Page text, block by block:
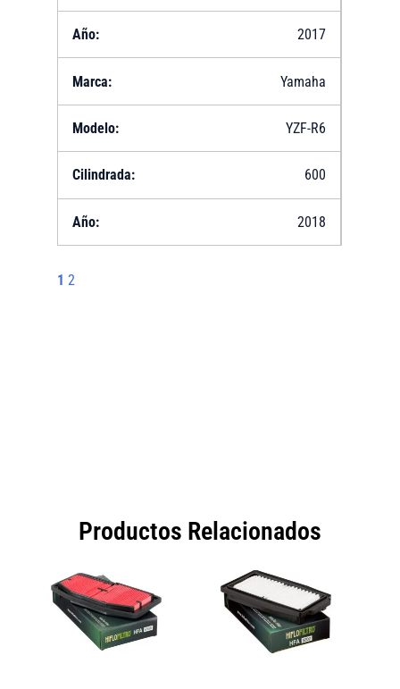
2017
Yamaha
YZF-R6
600
2018
1 2
Productos Relacionados